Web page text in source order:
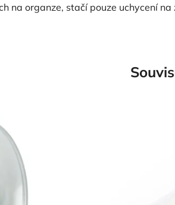
na organze, stačí pouze uchycení